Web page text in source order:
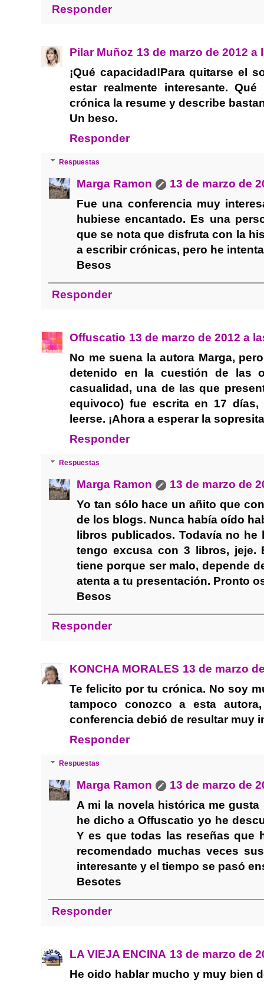
Responder
Pilar Muñoz 13 de marzo de 2012 a
¡Qué capacidad!Para quitarse el
estar realmente interesante.
crónica la resume y describe
Un beso.
Responder
Respuestas
Marga Ramon
13 de marzo de
Fue una conferencia muy
hubiese encantado. Es una
que se nota que disfruta con la
a escribir crónicas, pero he
Besos
Responder
Offuscatio 13 de marzo de 2012 a
No me suena la autora Marga,
detenido en la cuestión de las
casualidad, una de las que
equivoco) fue escrita en 17
leerse. ¡Ahora a esperar la
Responder
Respuestas
Marga Ramon
13 de marzo de
Yo tan sólo hace un añito que
de los blogs. Nunca había oído
libros publicados. Todavía no
tengo excusa con 3 libros,
tiene porque ser malo, depende
atenta a tu presentación. Pronto
Besos
Responder
KONCHA MORALES 13 de marzo
Te felicito por tu crónica. No soy
tampoco conozco a esta
conferencia debió de resultar muy
Responder
Respuestas
Marga Ramon
13 de marzo de
A mi la novela histórica me
he dicho a Offuscatio yo he
Y es que todas las reseñas que
recomendado muchas veces
interesante y el tiempo se pasó
Besotes
Responder
LA VIEJA ENCINA 13 de marzo de
He oido hablar mucho y muy bien